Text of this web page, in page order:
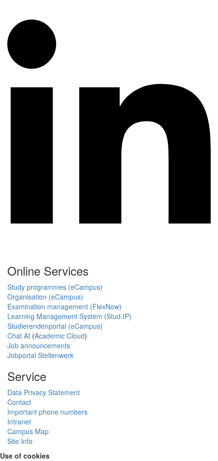
Online Services
Study programmes (eCampus)
Organisation (eCampus)
Examination management (FlexNow)
Learning Management System (Stud.IP)
Studierendenportal (eCampus)
Chat AI (Academic Cloud)
Job announcements
Jobportal Stellenwerk
Service
Data Privacy Statement
Contact
Important phone numbers
Intranet
Campus Map
Site Info
Use of cookies